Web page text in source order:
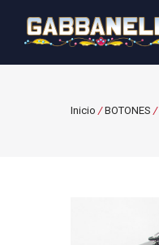
Inicio /BOTONES /